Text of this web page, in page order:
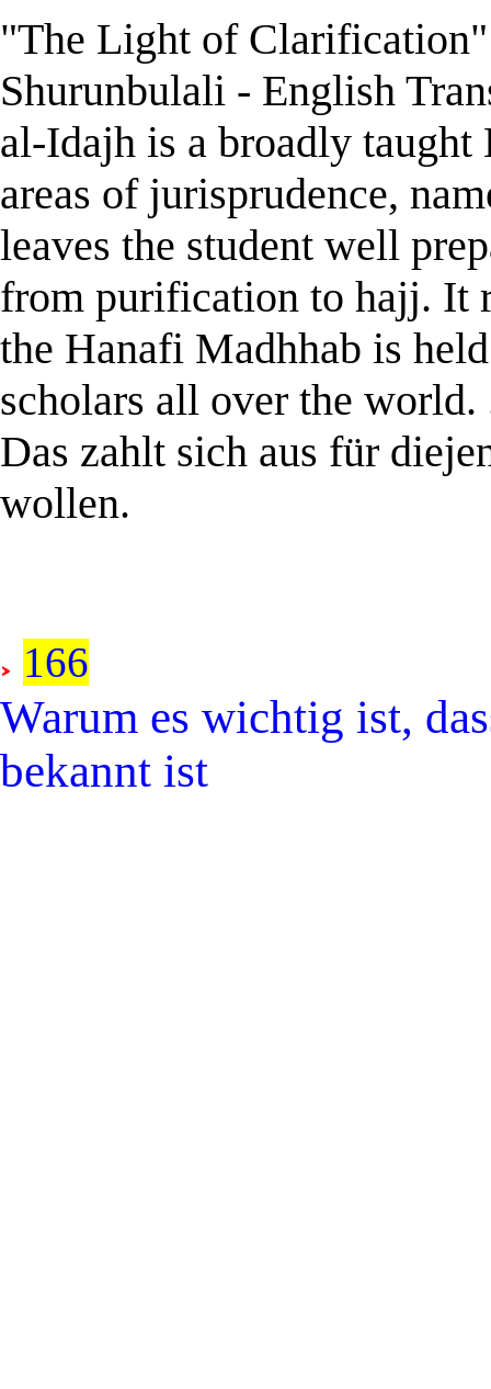
"The Light of
Shurunbulali - English
al-Idajh is a broadly
areas of jurisprudence,
leaves the student well
from purification to hajj. It
the Hanafi Madhhab is
scholars all over the
Das zahlt sich aus für
wollen.
166
Warum es wichtig ist,
bekannt ist